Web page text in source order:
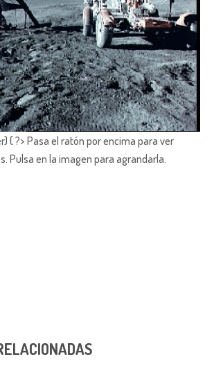
{ ?> Pasa el ratón por encima para ver
Pulsa en la imagen para agrandarla.